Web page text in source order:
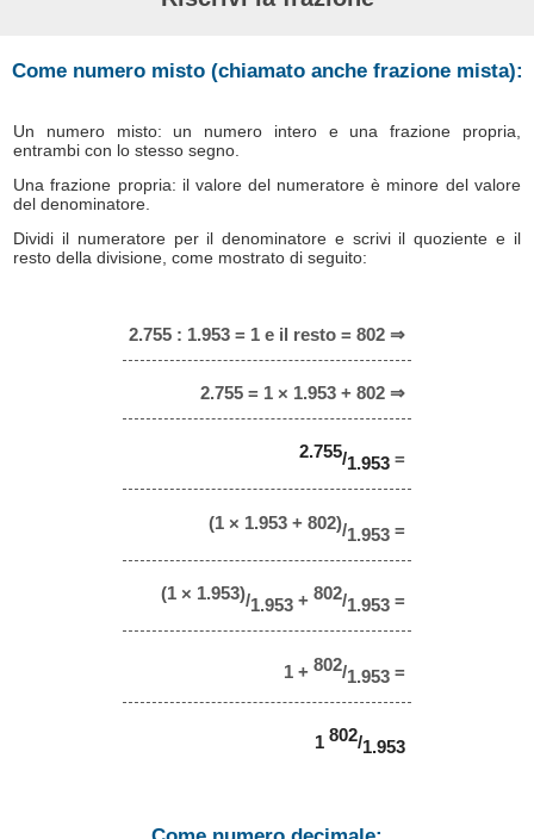
Come numero misto (chiamato anche frazione mista):
Un numero misto: un numero intero e una frazione propria,
entrambi con lo stesso segno.
Una frazione propria: il valore del numeratore è minore del valore
del denominatore.
Dividi il numeratore per il denominatore e scrivi il quoziente e il
resto della divisione, come mostrato di seguito:
2.755 : 1.953 = 1 e il resto = 802 ⇒
2.755 = 1 × 1.953 + 802 ⇒
2.755/1.953 =
(1 × 1.953 + 802)/1.953 =
(1 × 1.953)/1.953 + 802/1.953 =
1 + 802/1.953 =
1 802/1.953